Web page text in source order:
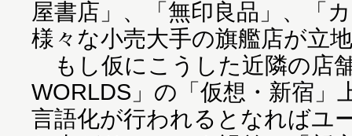
屋書店」、「無印良品」、「
様々な小売大手の旗艦店が立
もし仮にこうした近隣の店
WORLDS」の「仮想・新宿」
言語化が行われるとなればユ